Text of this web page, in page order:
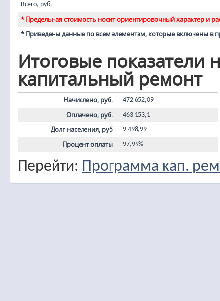
Всего, руб.
* Предельная стоимость носит ориентировочный характер и
* Приведены данные по всем элементам, которые включены в
Итоговые показатели
капитальный ремонт
Начислено, руб. 472 652,09
Оплачено, руб. 463 153,1
Долг населения, руб 9 498,99
Процент оплаты 97,99%
Перейти: Программа кап.